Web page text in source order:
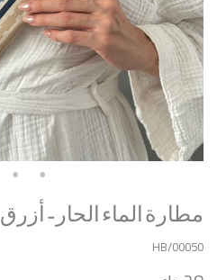
مطارة الماء الحار - أزرق
HB/00050